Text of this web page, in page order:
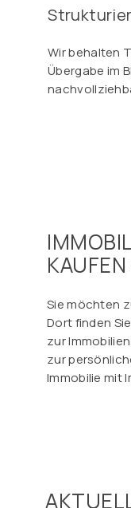
Wir behalten
Übergabe im
Sie möchten
Dort finden
zur
zur
Immobilie mit